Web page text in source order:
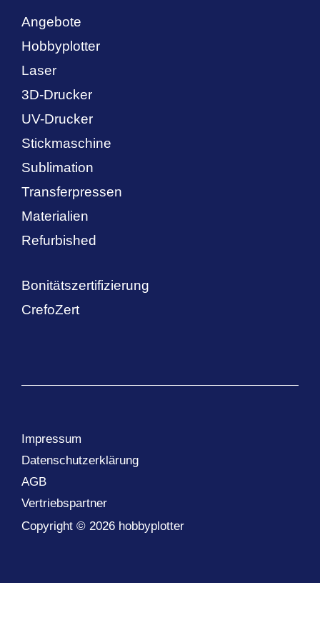
Angebote
Hobbyplotter
Laser
3D-Drucker
UV-Drucker
Stickmaschine
Sublimation
Transferpressen
Materialien
Refurbished
Bonitätszertifizierung
CrefoZert
Copyright © 2026 hobbyplotter
Impressum
Datenschutzerklärung
AGB
Vertriebspartner